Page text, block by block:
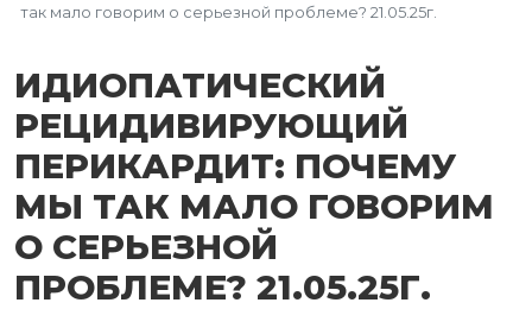
так мало говорим о серьезной проблеме? 21.05.25г.
ИДИОПАТИЧЕСКИЙ
РЕЦИДИВИРУЮЩИЙ
ПЕРИКАРДИТ: ПОЧЕМУ
МЫ ТАК МАЛО ГОВОРИМ
О СЕРЬЕЗНОЙ
ПРОБЛЕМЕ? 21.05.25Г.